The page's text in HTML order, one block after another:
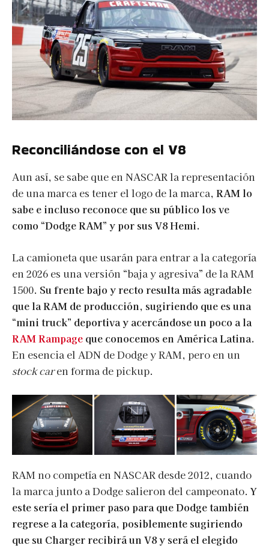
Reconciliándose con el V8
Aun así, se sabe que en NASCAR la representación
de una marca es tener el logo de la marca, RAM lo
sabe e incluso reconoce que su público los ve
como “Dodge RAM” y por sus V8 Hemi.
La camioneta que usarán para entrar a la categoría
en 2026 es una versión “baja y agresiva” de la RAM
1500. Su frente bajo y recto resulta más agradable
que la RAM de producción, sugiriendo que es una
“mini truck” deportiva y acercándose un poco a la
RAM Rampage que conocemos en América Latina.
En esencia el ADN de Dodge y RAM, pero en un
stock caren forma de pickup.
RAM no competía en NASCAR desde 2012, cuando
la marca junto a Dodge salieron del campeonato.Y
este sería el primer paso para que Dodge también
regrese a la categoría, posiblemente sugiriendo
que su Charger recibirá un V8 y será el elegido